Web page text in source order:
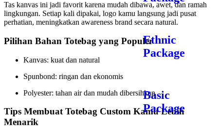
Ethnic
Package
Basic
Package
Tas kanvas ini jadi favorit karena mudah dibawa, awet, dan ramah
lingkungan. Setiap kali dipakai, logo kamu langsung jadi pusat
perhatian, meningkatkan awareness brand secara natural.
Pilihan Bahan Totebag yang Populer
Kanvas: kuat dan natural
Spunbond: ringan dan ekonomis
Polyester: tahan air dan mudah dibersihkan
Tips Membuat Totebag Custom Kamu Lebih
Menarik